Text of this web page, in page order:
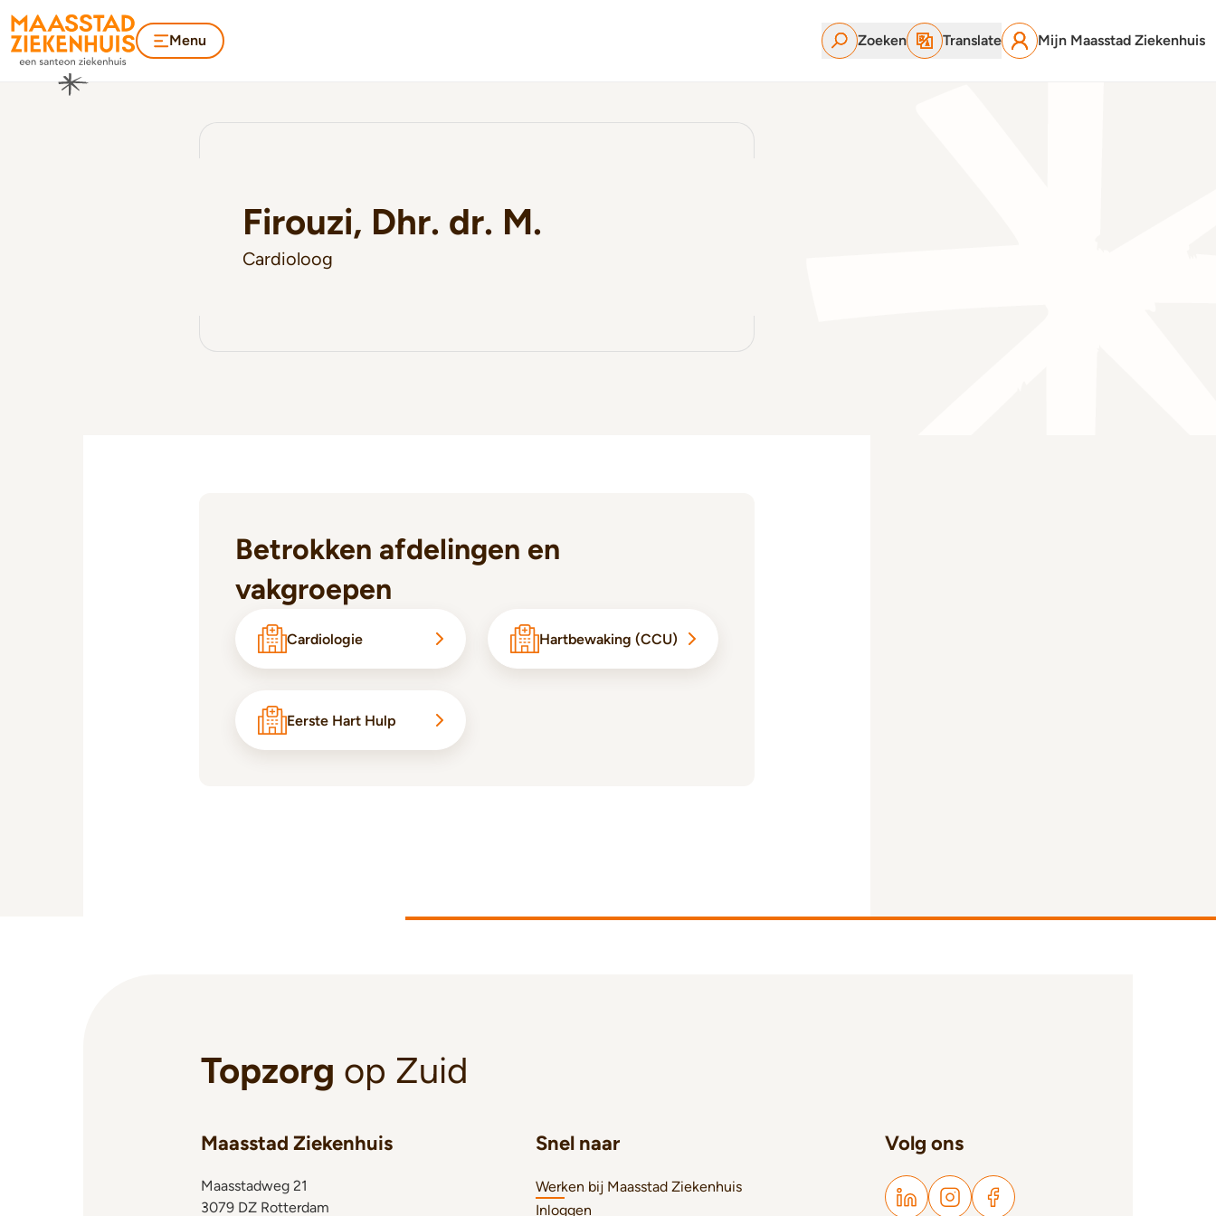
Menu Zoeken Translate Mijn Maasstad Ziekenhuis
Firouzi, Dhr. dr. M.
Cardioloog
Betrokken afdelingen en
vakgroepen
Cardiologie Hartbewaking (CCU)
Eerste Hart Hulp
Topzorg op Zuid
Maasstad Ziekenhuis
Maasstadweg 21
3079 DZ Rotterdam
Snel naar
Werken bij Maasstad Ziekenhuis
Inloggen
Volg ons